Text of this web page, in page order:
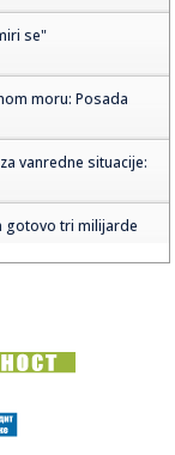
se"
moru: Posada
vanredne situacije:
gotovo tri milijarde
je idealna usputna
(VIDEO)